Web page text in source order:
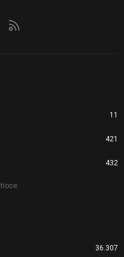
nas
11
421
432
36.307